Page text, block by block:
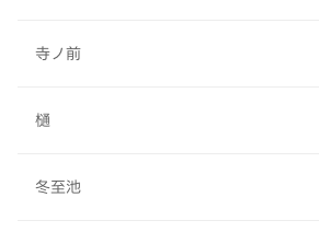
寺ノ前
樋
冬至池